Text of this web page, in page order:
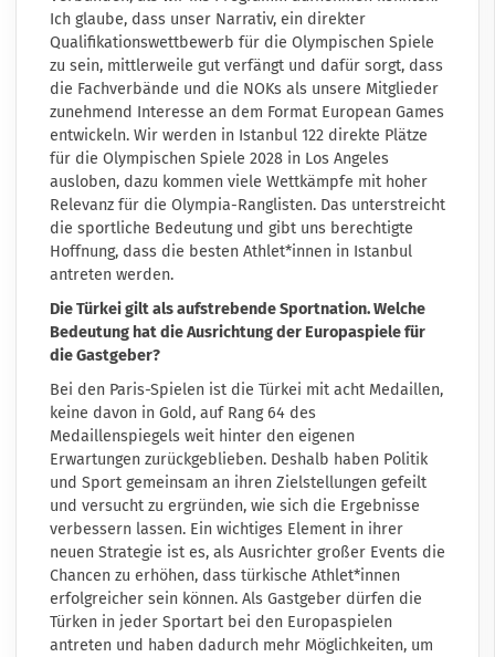
Ich glaube, dass unser Narrativ, ein direkter
Qualifikationswettbewerb für die Olympischen Spiele
zu sein, mittlerweile gut verfängt und dafür sorgt, dass
die Fachverbände und die NOKs als unsere Mitglieder
zunehmend Interesse an dem Format European Games
entwickeln. Wir werden in Istanbul 122 direkte Plätze
für die Olympischen Spiele 2028 in Los Angeles
ausloben, dazu kommen viele Wettkämpfe mit hoher
Relevanz für die Olympia-Ranglisten. Das unterstreicht
die sportliche Bedeutung und gibt uns berechtigte
Hoffnung, dass die besten Athlet*innen in Istanbul
antreten werden.
Die Türkei gilt als aufstrebende Sportnation. Welche
Bedeutung hat die Ausrichtung der Europaspiele für
die Gastgeber?
Bei den Paris-Spielen ist die Türkei mit acht Medaillen,
keine davon in Gold, auf Rang 64 des
Medaillenspiegels weit hinter den eigenen
Erwartungen zurückgeblieben. Deshalb haben Politik
und Sport gemeinsam an ihren Zielstellungen gefeilt
und versucht zu ergründen, wie sich die Ergebnisse
verbessern lassen. Ein wichtiges Element in ihrer
neuen Strategie ist es, als Ausrichter großer Events die
Chancen zu erhöhen, dass türkische Athlet*innen
erfolgreicher sein können. Als Gastgeber dürfen die
Türken in jeder Sportart bei den Europaspielen
antreten und haben dadurch mehr Möglichkeiten, um